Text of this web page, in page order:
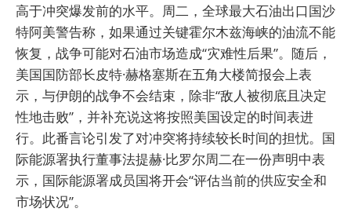
高于冲突爆发前的水平。周二，全球最大石油出口国沙
特阿美警告称，如果通过关键霍尔木兹海峡的油流不能
恢复，战争可能对石油市场造成“灾难性后果”。随后，
美国国防部长皮特·赫格塞斯在五角大楼简报会上表
示，与伊朗的战争不会结束，除非“敌人被彻底且决定
性地击败”，并补充说这将按照美国设定的时间表进
行。此番言论引发了对冲突将持续较长时间的担忧。国
际能源署执行董事法提赫·比罗尔周二在一份声明中表
示，国际能源署成员国将开会“评估当前的供应安全和
市场状况”。